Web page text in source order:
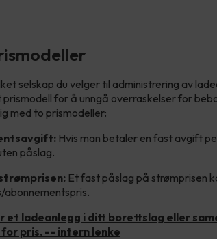
selskap du velger til administrering av
for å unngå overraskelser for
med to prismodeller:
Hvis man betaler en fast avgift
påslag.
Et fast påslag på strømprisen
abonnementspris.
et ladeanlegg i ditt borettslag eller
pris. -- intern lenke